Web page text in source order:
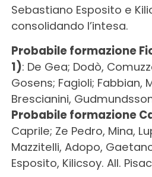
Sebastiano Esposito e
consolidando l’intesa.
Probabile formazione
1): De Gea; Dodò,
Gosens; Fagioli; Fabbian,
Brescianini,
Probabile formazione
Caprile; Ze Pedro, Mina,
Mazzitelli, Adopo,
Esposito, Kilicsoy. All.